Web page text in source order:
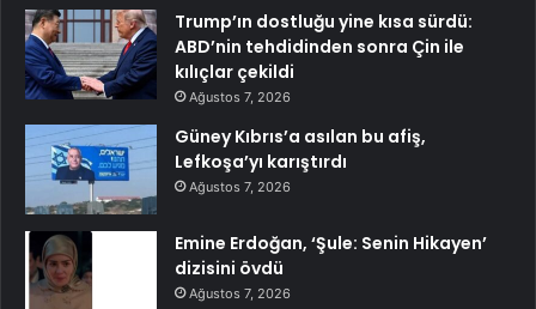
Trump’ın dostluğu yine kısa sürdü:
ABD’nin tehdidinden sonra Çin ile
kılıçlar çekildi
Ağustos 7, 2026
Güney Kıbrıs’a asılan bu afiş,
Lefkoşa’yı karıştırdı
Ağustos 7, 2026
Emine Erdoğan, ‘Şule: Senin Hikayen’
dizisini övdü
Ağustos 7, 2026